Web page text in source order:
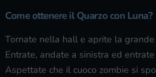
Come ottenere il Quarzo con Luna?
Tornate nella hall e aprite la
Entrate, andate a sinistra ed entrate
Aspettate che il cuoco zombie si